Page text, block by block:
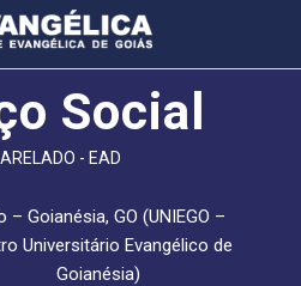
Social
- EAD
– Goianésia, GO (UNIEGO –
Universitário Evangélico de
Goianésia)